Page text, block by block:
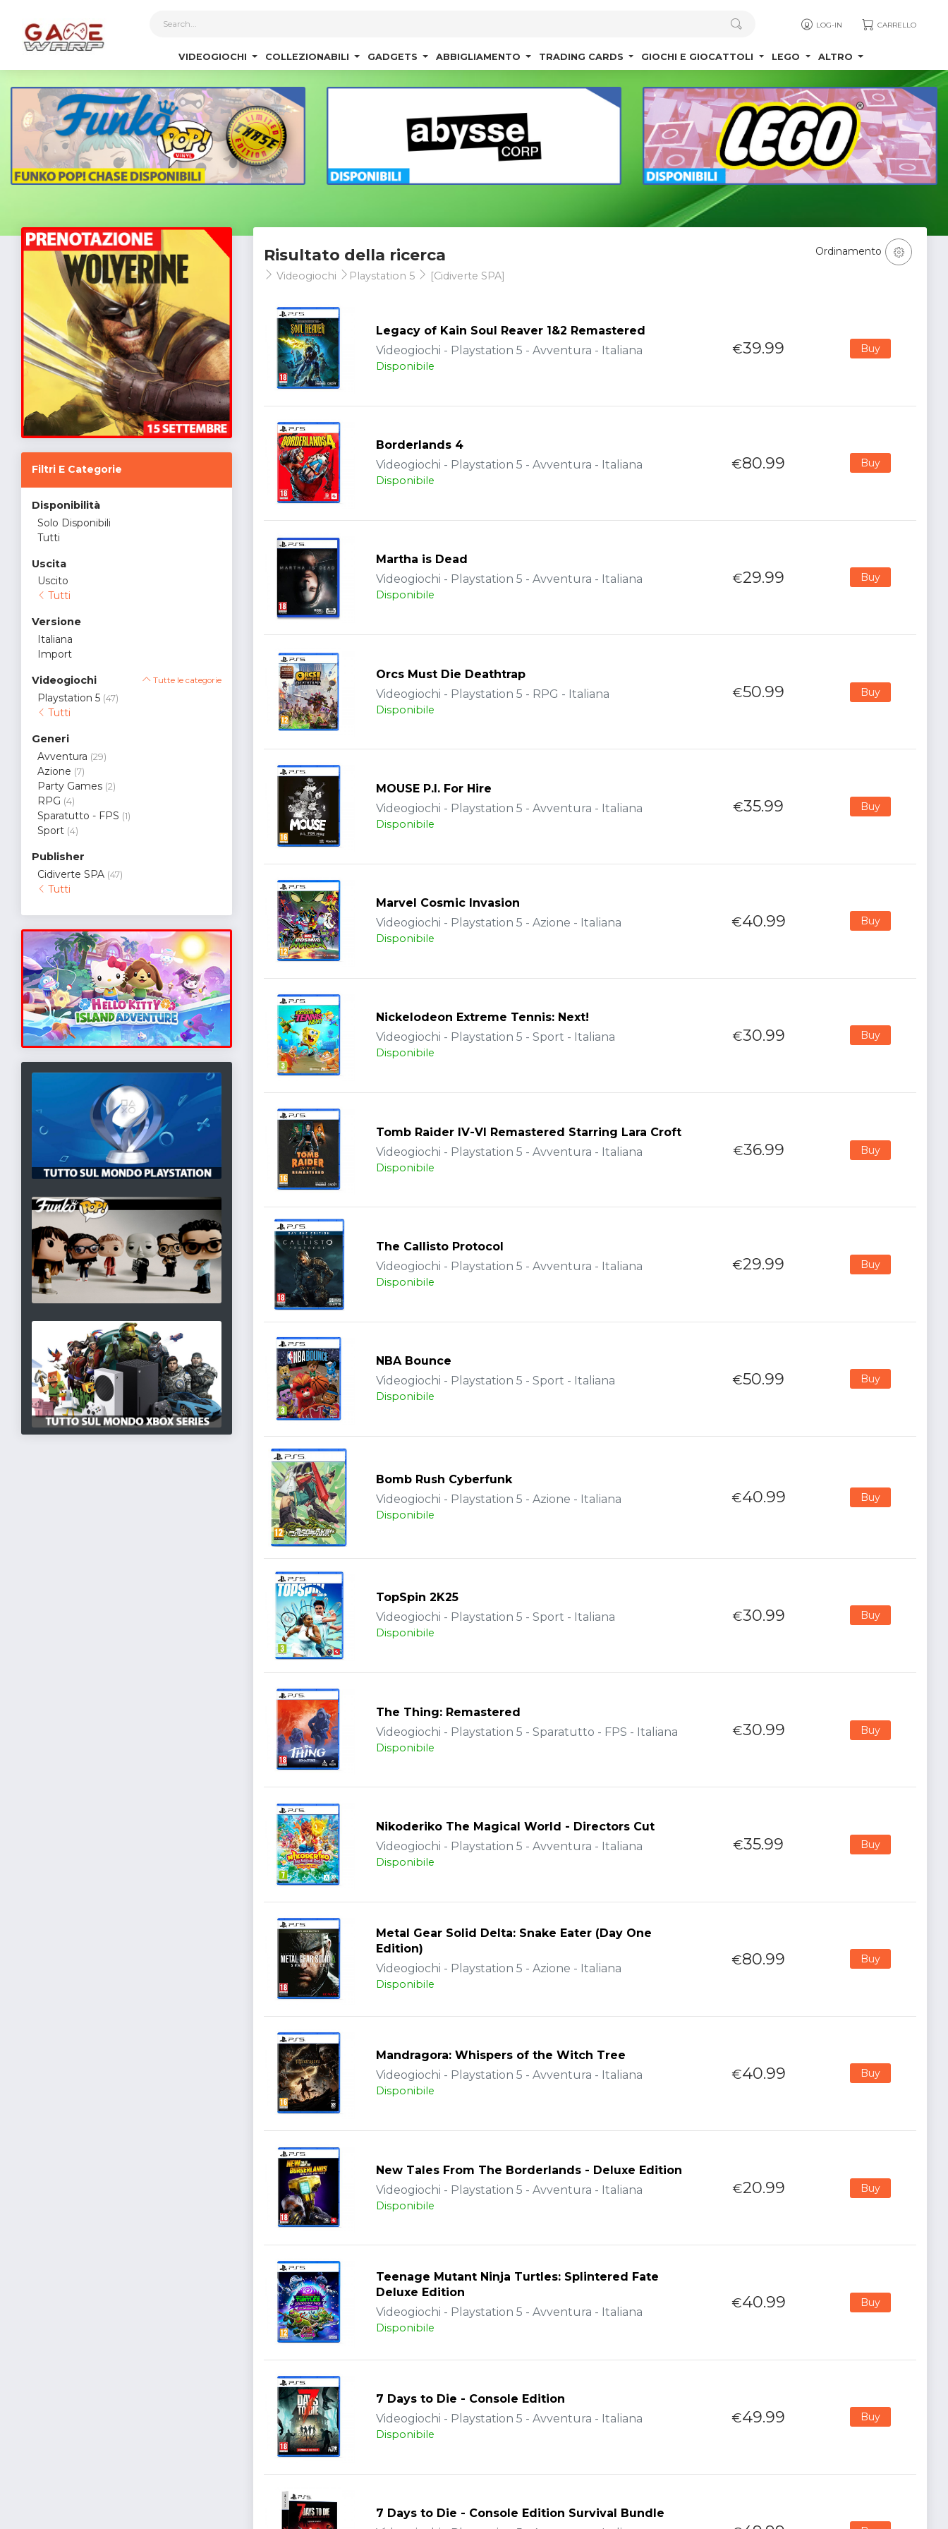
LOG-IN CARRELLO
VIDEOGIOCHI COLLEZIONABILI GADGETS ABBIGLIAMENTO TRADING CARDS GIOCHI E GIOCATTOLI LEGO ALTRO
Filtri E Categorie
Disponibilità
Solo Disponibili
Tutti
Uscita
Uscito
Tutti
Versione
Italiana
Import
Videogiochi Tutte le categorie
Playstation 5 (47)
Tutti
Generi
Avventura (29)
Azione (7)
Party Games (2)
RPG (4)
Sparatutto - FPS (1)
Sport (4)
Publisher
Cidiverte SPA (47)
Tutti
Risultato della ricerca
Videogiochi Playstation 5 [Cidiverte SPA]
Ordinamento
Legacy of Kain Soul Reaver 1&2 Remastered
Videogiochi - Playstation 5 - Avventura - Italiana
Disponibile
€39.99 Buy
Borderlands 4
Videogiochi - Playstation 5 - Avventura - Italiana
Disponibile
€80.99 Buy
Martha is Dead
Videogiochi - Playstation 5 - Avventura - Italiana
Disponibile
€29.99 Buy
Orcs Must Die Deathtrap
Videogiochi - Playstation 5 - RPG - Italiana
Disponibile
€50.99 Buy
MOUSE P.I. For Hire
Videogiochi - Playstation 5 - Avventura - Italiana
Disponibile
€35.99 Buy
Marvel Cosmic Invasion
Videogiochi - Playstation 5 - Azione - Italiana
Disponibile
€40.99 Buy
Nickelodeon Extreme Tennis: Next!
Videogiochi - Playstation 5 - Sport - Italiana
Disponibile
€30.99 Buy
Tomb Raider IV-VI Remastered Starring Lara Croft
Videogiochi - Playstation 5 - Avventura - Italiana
Disponibile
€36.99 Buy
The Callisto Protocol
Videogiochi - Playstation 5 - Avventura - Italiana
Disponibile
€29.99 Buy
NBA Bounce
Videogiochi - Playstation 5 - Sport - Italiana
Disponibile
€50.99 Buy
Bomb Rush Cyberfunk
Videogiochi - Playstation 5 - Azione - Italiana
Disponibile
€40.99 Buy
TopSpin 2K25
Videogiochi - Playstation 5 - Sport - Italiana
Disponibile
€30.99 Buy
The Thing: Remastered
Videogiochi - Playstation 5 - Sparatutto - FPS - Italiana
Disponibile
€30.99 Buy
Nikoderiko The Magical World - Directors Cut
Videogiochi - Playstation 5 - Avventura - Italiana
Disponibile
€35.99 Buy
Metal Gear Solid Delta: Snake Eater (Day One
Edition)
Videogiochi - Playstation 5 - Azione - Italiana
Disponibile
€80.99 Buy
Mandragora: Whispers of the Witch Tree
Videogiochi - Playstation 5 - Avventura - Italiana
Disponibile
€40.99 Buy
New Tales From The Borderlands - Deluxe Edition
Videogiochi - Playstation 5 - Avventura - Italiana
Disponibile
€20.99 Buy
Teenage Mutant Ninja Turtles: Splintered Fate
Deluxe Edition
Videogiochi - Playstation 5 - Avventura - Italiana
Disponibile
€40.99 Buy
7 Days to Die - Console Edition
Videogiochi - Playstation 5 - Avventura - Italiana
Disponibile
€49.99 Buy
7 Days to Die - Console Edition Survival Bundle